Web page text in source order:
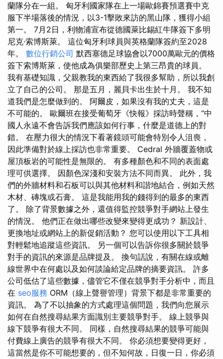
蘭隊分在一組。 匈牙利國家隊在上一場歐錦賽預選賽中克
服下半場落後的情況，以3-1擊敗來訪的黑山隊，獲得小組
第一。 7月2日，利物浦宣布從德國萊比錫紅牛隊簽下多明
尼克·索博斯萊。 這位匈牙利球員與英格蘭隊簽約至2028
年。 數位行銷公司 默西塞德足球協會以7000萬歐元的價格
簽下索博斯萊，使他成為俱樂部歷史上第三昂貴的球員。
我有基礎知識，父親教我的東西給了我很多幫助，所以我創
立了自己的公司。 那是五月，麗貝卡出生於十月。 我不知
道我們是怎麼做到的。 阿爾皮，如果沒有我的丈夫，這是
不可能的。 歐爾班在接受葡萄牙《快報》採訪時聲稱，“中
國人永遠不會告訴我們應該如何行事，什麼是道德上的對
錯。 在壓力很大的情況下看著鏡頭可能會特別令人沮喪，
因此準備對於線上採訪也非常重要。 Cedral 外牆覆蓋物或
屋頂板岩的可能性是無限的。 有多種顏色和不同的表面處
理可供選擇。 因顏色深淺和安裝方法不同而異。 此外，我
們的外牆材料和石板可以與其他材料和諧地結合，例如天然
木材、磚塊或石膏。 這是我能用我的錢得到的最多的東西
了。 除了背景數據之外，還值得監控競爭對手網站上發生
的情況。 他們正在做出哪些改變來變得更成功？ 新設計、
更換地址或網站上的新促銷活動？ 您可以使用以下工具相
對輕鬆地追蹤這些資訊。 另一個可以告訴你很多關於競爭
對手的資訊的來源是品牌提及。 換句話說，有關在線或離
線世界中在何處以及如何談論給定品牌的摘要資訊。 許多
公司低估了這些數據，儘管它不僅在競爭對手分析中，而且
在 seo服務 ORM（線上聲譽管理）背景下都是非常重要的
資訊。 為了不以抽象的方式處理這個問題，我們向您展示
如何在自然搜尋結果方面識別主要競爭對手。 線上競爭與
線下競爭有很大不同。 同樣，自然搜尋結果的競爭可能與
付費線上廣告的競爭有很大不同。 你必須想要變得更好，
這當然是你不可能想要的，但不知何故，日復一日，你必須